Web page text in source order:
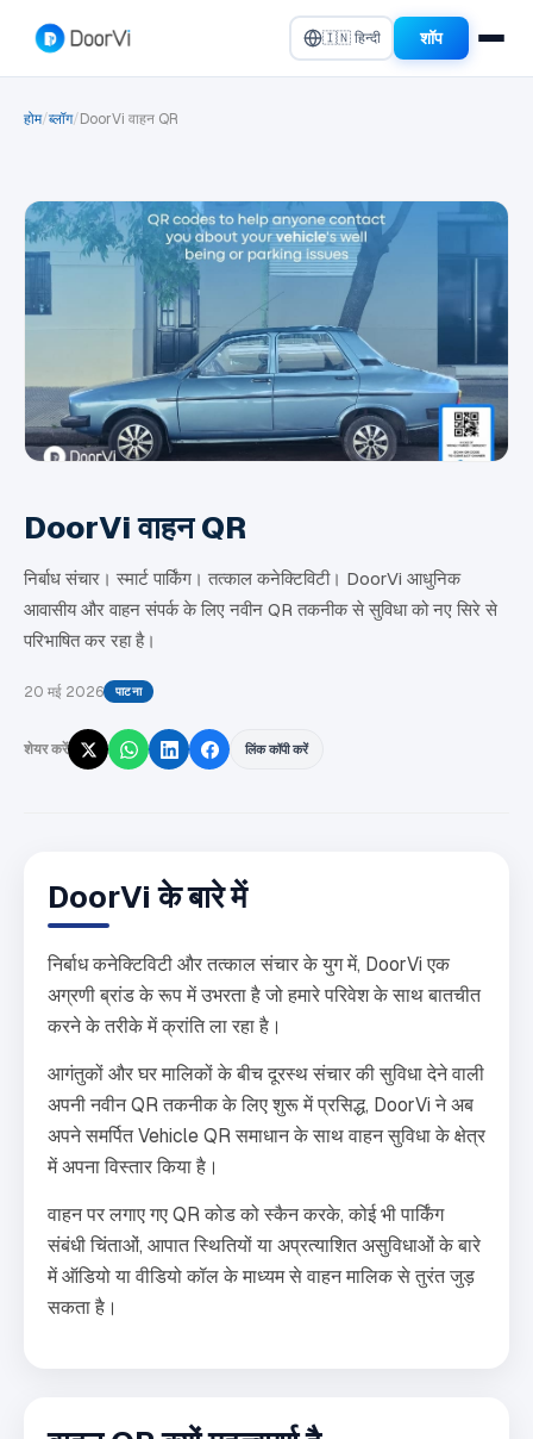
🇮🇳 हिन्दी शॉप
होम/ब्लॉग/DoorVi वाहन QR
DoorVi वाहन QR
निर्बाध संचार। स्मार्ट पार्किंग। तत्काल कनेक्टिविटी। DoorVi आधुनिक
आवासीय और वाहन संपर्क के लिए नवीन QR तकनीक से सुविधा को नए सिरे से
परिभाषित कर रहा है।
20 मई 2026 पाटना
शेयर करें लिंक कॉपी करें
DoorVi के बारे में
निर्बाध कनेक्टिविटी और तत्काल संचार के युग में, DoorVi एक
अग्रणी ब्रांड के रूप में उभरता है जो हमारे परिवेश के साथ बातचीत
करने के तरीके में क्रांति ला रहा है।
आगंतुकों और घर मालिकों के बीच दूरस्थ संचार की सुविधा देने वाली
अपनी नवीन QR तकनीक के लिए शुरू में प्रसिद्ध, DoorVi ने अब
अपने समर्पित Vehicle QR समाधान के साथ वाहन सुविधा के क्षेत्र
में अपना विस्तार किया है।
वाहन पर लगाए गए QR कोड को स्कैन करके, कोई भी पार्किंग
संबंधी चिंताओं, आपात स्थितियों या अप्रत्याशित असुविधाओं के बारे
में ऑडियो या वीडियो कॉल के माध्यम से वाहन मालिक से तुरंत जुड़
सकता है।